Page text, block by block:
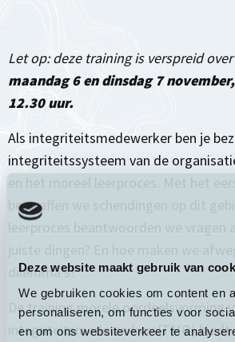
Deze website maakt gebruik van
We gebruiken cookies om content en
personaliseren, om functies voor
en om ons websiteverkeer te
Let op: deze training is verspreid
maandag 6 en dinsdag 7
12.30 uur.
Als integriteitsmedewerker ben je
integriteitssysteem van de
bestraffen we schendingen op dit
leerproces beantwoorden we vragen
dilemma’s?
De training morele oordeelsvorming
integriteitsmedewerkers(TMO) biedt